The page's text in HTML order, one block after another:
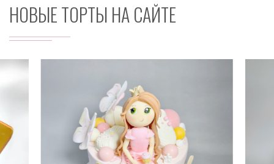
НОВЫЕ ТОРТЫ НА САЙТЕ